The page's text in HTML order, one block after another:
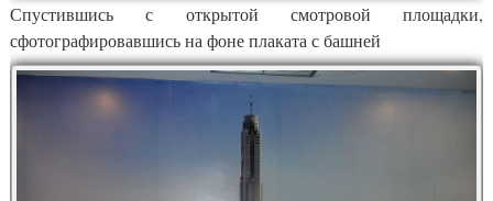
Спустившись с открытой смотровой площадки,
сфотографировавшись на фоне плаката с башней